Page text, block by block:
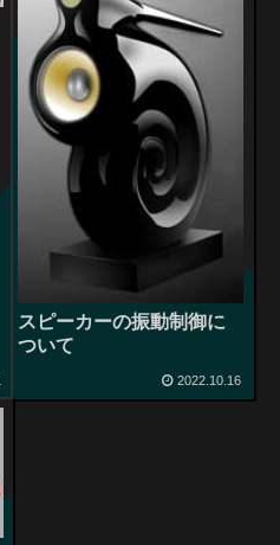
スピーカーの振動制御に
ついて
2022.10.16